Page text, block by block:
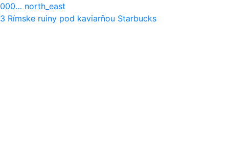
000… north_east
3 Rímske ruiny pod kaviarňou Starbucks